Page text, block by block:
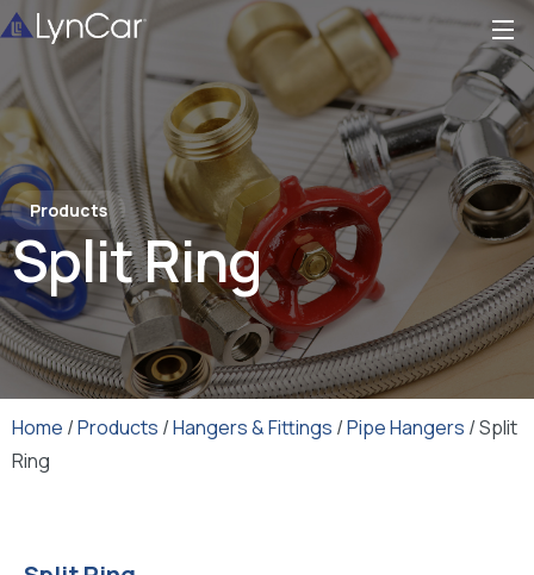
Products
Split Ring
Home /Products /Hangers & Fittings /Pipe Hangers / Split
Ring